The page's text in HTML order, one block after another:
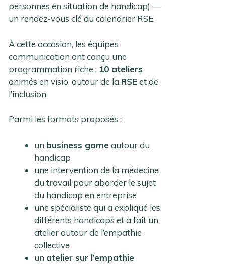
personnes en situation de handicap) —
un rendez-vous clé du calendrier RSE.
À cette occasion, les équipes
communication ont conçu une
programmation riche : 10 ateliers
animés en visio, autour de la RSE et de
l’inclusion.
Parmi les formats proposés :
un business game autour du
handicap
une intervention de la médecine
du travail pour aborder le sujet
du handicap en entreprise
une spécialiste qui a expliqué les
différents handicaps et a fait un
atelier autour de l’empathie
collective
un atelier sur l’empathie